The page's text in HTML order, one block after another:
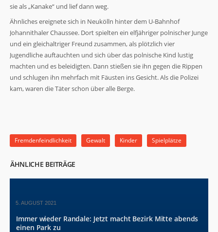
sie als „Kanake“ und lief dann weg.
Ähnliches ereignete sich in Neukölln hinter dem U-Bahnhof
Johannithaler Chaussee. Dort spielten ein elfjähriger polnischer Junge
und ein gleichaltriger Freund zusammen, als plötzlich vier
Jugendliche auftauchten und sich über das polnische Kind lustig
machten und es beleidigten. Dann stießen sie ihn gegen die Rippen
und schlugen ihn mehrfach mit Fäusten ins Gesicht. Als die Polizei
kam, waren die Täter schon über alle Berge.
Fremdenfeindlichkeit Gewalt Kinder Spielplätze
ÄHNLICHE BEITRÄGE
5. AUGUST 2021
Immer wieder Randale: Jetzt macht Bezirk Mitte abends
einen Park zu